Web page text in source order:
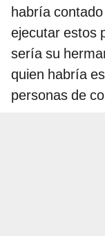
habría
ejecutar estos
sería su
quien habría
personas de